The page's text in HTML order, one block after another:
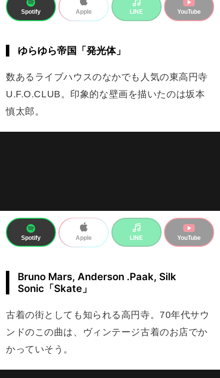
Spotify Apple LINE YouTube
ゆらゆら帝国「発光体」
数あるライブハウスのなかでも人気の東高円寺
U.F.O.CLUB。印象的な壁画を描いたのは坂本
慎太郎。
Spotify Apple LINE YouTube
Bruno Mars, Anderson .Paak, Silk
Sonic「Skate」
古着の街としても知られる高円寺。70年代サウ
ンドのこの曲は、ヴィンテージ古着のお店でか
かっていそう。